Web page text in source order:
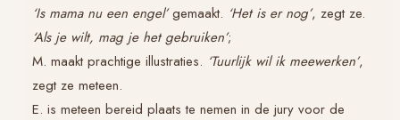
‘Is mama nu een engel’gemaakt. ‘Het is er nog’, zegt ze.
‘Als je wilt, mag je het gebruiken’;
M. maakt prachtige illustraties. ‘Tuurlijk wil ik meewerken’,
zegt ze meteen.
E. is meteen bereid plaats te nemen in de jury voor de